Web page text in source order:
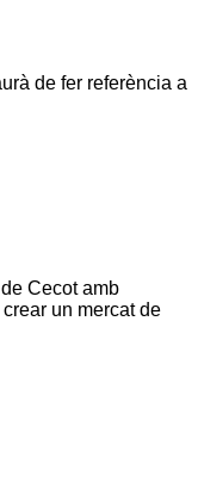
de fer referència a
Cecot amb
un mercat de